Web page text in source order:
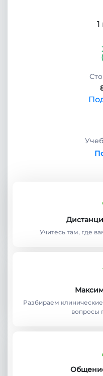
Учитесь там, где
Разбираем
вопросы